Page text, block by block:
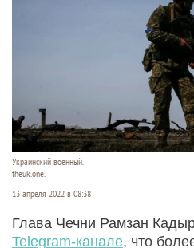
Украинский военный.
theuk.one.
13 апреля 2022 в 08:38
Глава Чечни Рамзан
Telegram-канале, что